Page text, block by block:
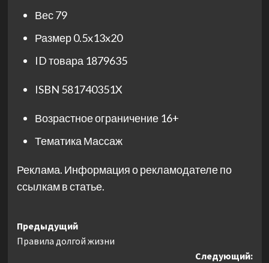
Вес79
Размер0.5x13x20
ID товара 1879635
ISBN 581740351X
Возрастное ограничение 16+
Тематика Массаж
Реклама. Информация о рекламодателе по
ссылкам в статье.
Навигация
записи
Предыдущий
Правила долгой жизни
Следующий: